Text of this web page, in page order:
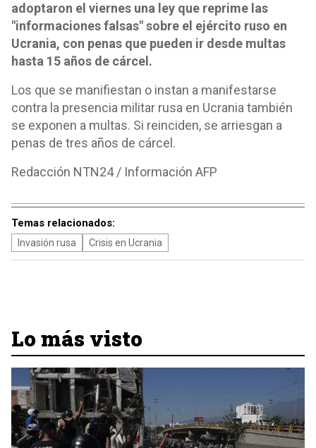
adoptaron el viernes una ley que reprime las
"informaciones falsas" sobre el ejército ruso en
Ucrania, con penas que pueden ir desde multas
hasta 15 años de cárcel.
Los que se manifiestan o instan a manifestarse
contra la presencia militar rusa en Ucrania también
se exponen a multas. Si reinciden, se arriesgan a
penas de tres años de cárcel.
Redacción NTN24 / Información AFP
Temas relacionados:
Invasión rusa Crisis en Ucrania
Lo más visto